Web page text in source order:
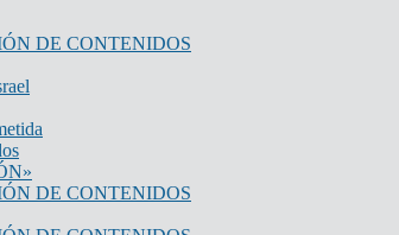
DE CONTENIDOS
DE CONTENIDOS